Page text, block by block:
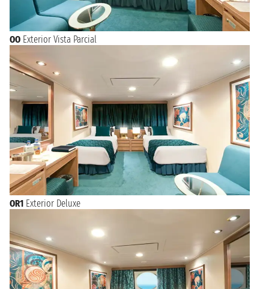
OO Exterior Vista Parcial
OR1 Exterior Deluxe